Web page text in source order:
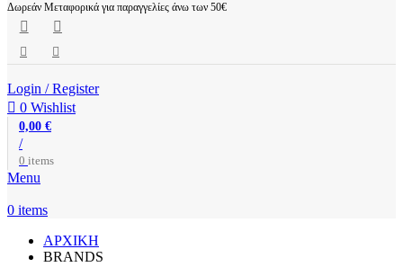
Δωρεάν Μεταφορικά για παραγγελίες άνω των 50€
Login / Register
0 Wishlist
0 items
/
0,00 €
Menu
0 items
ΑΡΧΙΚΗ
BRANDS